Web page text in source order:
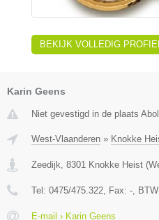
BEKIJK VOLLEDIG PROFIEL
Karin Geens
Niet gevestigd in de plaats
West-Vlaanderen » Knokke
Zeedijk 8301 Knokke Heist (
Tel: 0475/475.322 , Fax: - ,
E-mail › Karin Geens